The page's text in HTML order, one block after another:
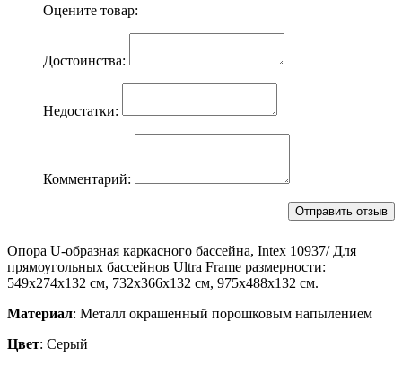
Оцените товар:
Достоинства:
Недостатки:
Комментарий:
Опора U-образная каркасного бассейна, Intex 10937/ Для
прямоугольных бассейнов Ultra Frame размерности:
549х274х132 см, 732х366х132 см, 975х488х132 см.
Материал: Металл окрашенный порошковым напылением
Цвет: Серый